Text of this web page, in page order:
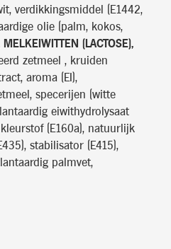
verdikkingsmiddel (E1442,
olie (palm, kokos,
MELKEIWITTEN (LACTOSE),
zetmeel , kruiden
aroma (EI),
specerijen (witte
eiwithydrolysaat
(E160a), natuurlijk
stabilisator (E415),
palmvet,